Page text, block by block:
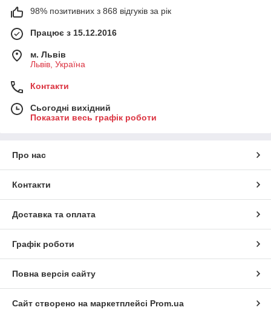
98% позитивних з 868 відгуків за рік
Працює з 15.12.2016
м. Львів
Львів, Україна
Контакти
Сьогодні вихідний
Показати весь графік роботи
Про нас
Контакти
Доставка та оплата
Графік роботи
Повна версія сайту
Сайт створено на маркетплейсі Prom.ua